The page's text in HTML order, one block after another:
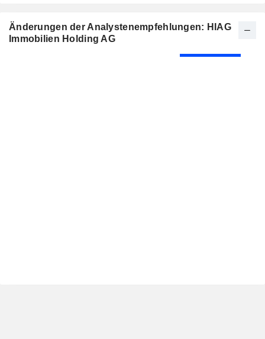
Änderungen der Analystenempfehlungen: HIAG
Immobilien Holding AG